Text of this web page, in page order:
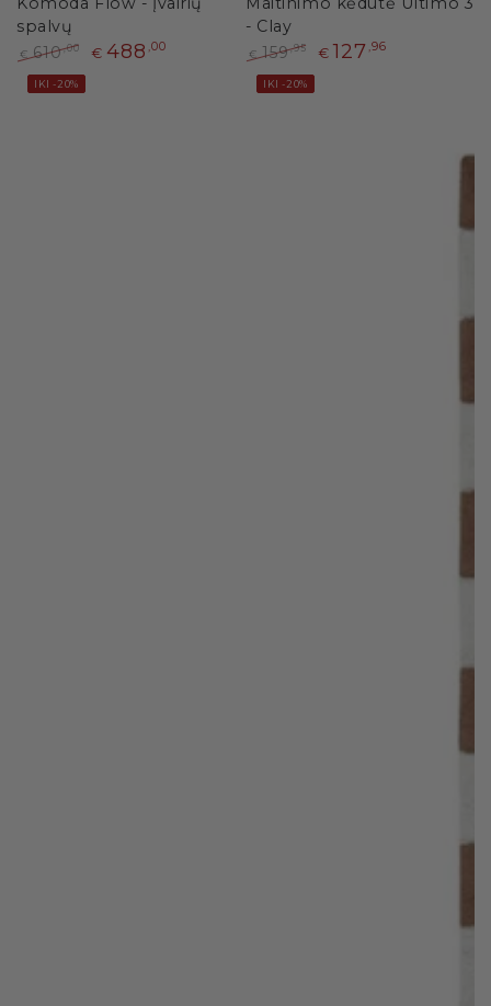
spalvų
Paprasta
kaina
€ 610,00 € 488 ,00
- Clay
Paprasta
kaina
€ 159,95 € 127 ,96
IKI -20% IKI -20%